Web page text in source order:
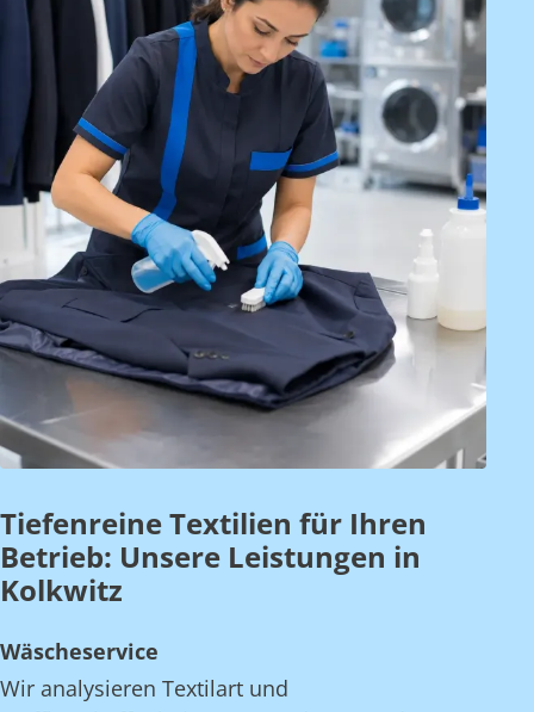
Tiefenreine Textilien für Ihren
Betrieb: Unsere Leistungen in
Kolkwitz
Wäscheservice
Wir analysieren Textilart und